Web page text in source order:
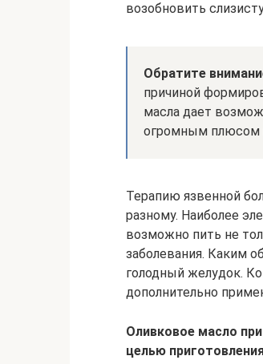
возобновить
Обратите
причиной
масла дает
огромным плюсом
Терапию язвенной
разному. Наиболее
возможно пить не
заболевания. Каким
голодный желудок.
дополнительно
Оливковое масло
целью